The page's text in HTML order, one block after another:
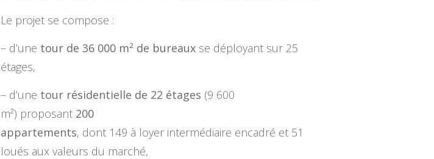
Le projet se compose :
– d’une tour de 36 000 m² de bureaux se déployant sur 25
étages,
– d’une tour résidentielle de 22 étages (9 600
m²) proposant 200
appartements, dont 149 à loyer intermédiaire encadré et 51
loués aux valeurs du marché,